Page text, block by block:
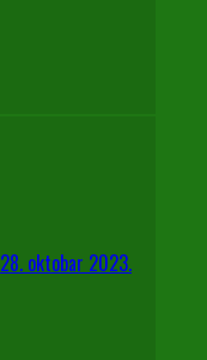
28. oktobar 2023.